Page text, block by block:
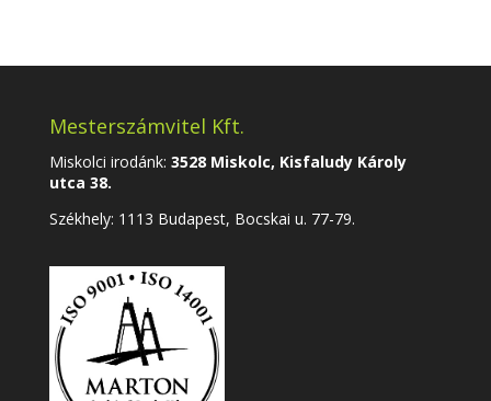
Mesterszámvitel Kft.
Miskolci irodánk: 3528 Miskolc, Kisfaludy Károly
utca 38.
Székhely: 1113 Budapest, Bocskai u. 77-79.